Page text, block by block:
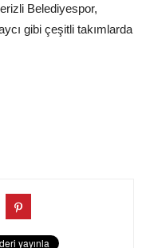
Belediyespor,
gibi çeşitli takımlarda